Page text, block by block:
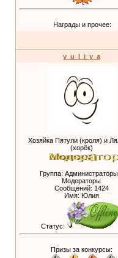
Награды и прочее:
y_u_l_i_y_a
Хозяйка Пятули (кроля) и
(хорёк)
Группа:
Модераторы
Сообщений: 1424
Имя: Юлия
Статус:
Призы за конкурсы: